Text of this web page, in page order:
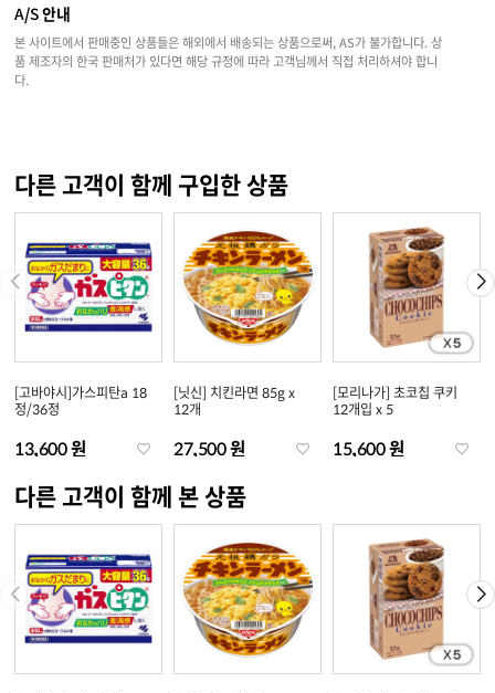
A/S 안내
본 사이트에서 판매중인 상품들은 해외에서 배송되는 상품으로써, AS가 불가합니다. 상
품 제조자의 한국 판매처가 있다면 해당 규정에 따라 고객님께서 직접 처리하셔야 합니
다.
다른 고객이 함께 구입한 상품
[고바야시]가스피탄a 18
정/36정
13,600 원
[닛신] 치킨라면 85g x
12개
27,500 원
[모리나가] 초코칩 쿠키
12개입 x 5
15,600 원
다른 고객이 함께 본 상품